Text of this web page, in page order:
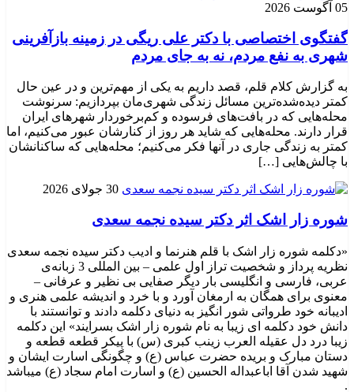
05 آگوست 2026
گفتگوی اختصاصی با دکتر علی ریگی در زمینه بازآفرینی
شهری به نفع مردم، نه به جای مردم
به گزارش کلام قلم، قصد داریم به یکی از مهم‌ترین و در عین حال
کمتر دیده‌شده‌ترین مسائل زندگی شهری‌مان بپردازیم: سرنوشت
محله‌هایی که در بافت‌های فرسوده و کم‌برخوردار شهرهای ایران
قرار دارند. محله‌هایی که شاید هر روز از کنارشان عبور می‌کنیم، اما
کمتر به زندگی جاری در آنها فکر می‌کنیم؛ محله‌هایی که ساکنانشان
با چالش‌هایی […]
30 جولای 2026
شوره زار اشک اثر دکتر سیده نجمه سعدی
«دکلمه شوره زار اشک با قلم هنرنما و ادیب دکتر سیده نجمه سعدی
نظریه پرداز و شخصیت تراز اول علمی – بین المللی 3 زبانه‌ی
عربی، فارسی و انگلیسی بار دیگر صفایی بی نظیر و عرفانی –
معنوی برای همگان به ارمغان آورد و با خرد و اندیشه علمی هنری و
ادیبانه خود طرواتی شور انگیز به دنیای دکلمه دادند و توانستند با
دانش خود دکلمه ای زیبا به نام شوره زار اشک بسرایند» این دکلمه
زیبا درد دل عقیله العرب زینب کبری (س) با پیکر قطعه قطعه و
دستان مبارک و بریده حضرت عباس (ع) و چگونگی اسارت ایشان و
شهید شدن آقا اباعبداله الحسین (ع) و اسارت امام سجاد (ع) میباشد
.